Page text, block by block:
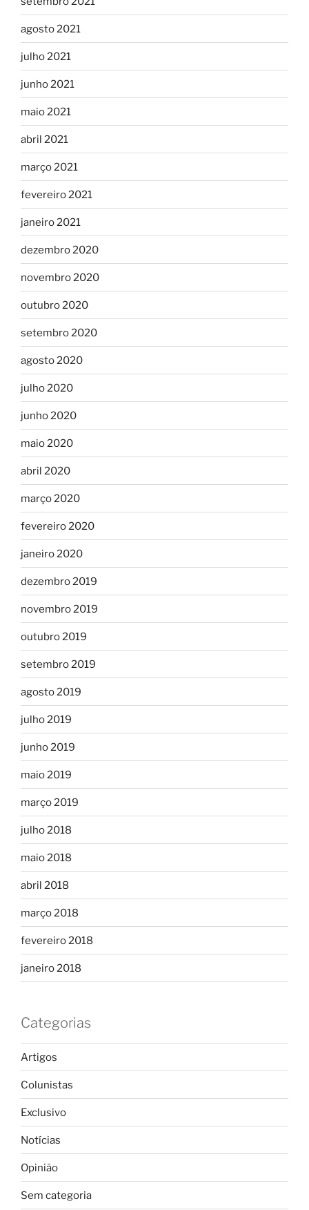
agosto 2021
julho 2021
junho 2021
maio 2021
abril 2021
março 2021
fevereiro 2021
janeiro 2021
dezembro 2020
novembro 2020
outubro 2020
setembro 2020
agosto 2020
julho 2020
junho 2020
maio 2020
abril 2020
março 2020
fevereiro 2020
janeiro 2020
dezembro 2019
novembro 2019
outubro 2019
setembro 2019
agosto 2019
julho 2019
junho 2019
maio 2019
março 2019
julho 2018
maio 2018
abril 2018
março 2018
fevereiro 2018
janeiro 2018
Categorias
Artigos
Colunistas
Exclusivo
Notícias
Opinião
Sem categoria